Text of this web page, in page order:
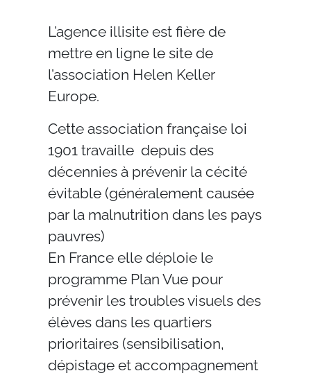
L’agence illisite est fière de
mettre en ligne le site de
l’association Helen Keller
Europe.
Cette association française loi
1901 travaille depuis des
décennies à prévenir la cécité
évitable (généralement causée
par la malnutrition dans les pays
pauvres)
En France elle déploie le
programme Plan Vue pour
prévenir les troubles visuels des
élèves dans les quartiers
prioritaires (sensibilisation,
dépistage et accompagnement